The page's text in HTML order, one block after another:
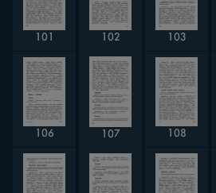
101 102 103
106 107 108